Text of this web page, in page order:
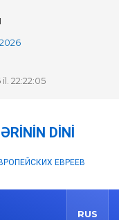
22:22:06
DİNİ
ЕВРЕЕВ
RUS